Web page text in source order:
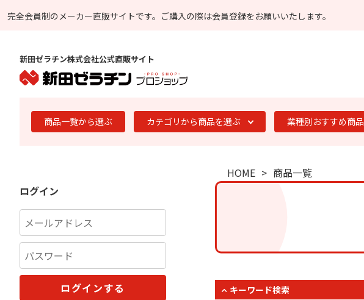
完全会員制のメーカー直販サイトです。 ご購入の際は会員登録をお願いいたします。
新田ゼラチン株式会社公式直販サイト
商品一覧から選ぶ カテゴリから商品を選ぶ 業種別おすすめ商品
ログイン
HOME 商品一覧
キーワード検索